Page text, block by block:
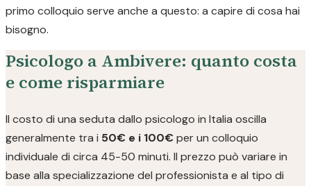
primo colloquio serve anche a questo: a capire di cosa hai
bisogno.
Psicologo a Ambivere: quanto costa
e come risparmiare
Il costo di una seduta dallo psicologo in Italia oscilla
generalmente tra i 50€ e i 100€ per un colloquio
individuale di circa 45-50 minuti. Il prezzo può variare in
base alla specializzazione del professionista e al tipo di